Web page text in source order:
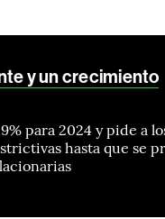
y un crecimiento
para 2024 y pide a
hasta que se